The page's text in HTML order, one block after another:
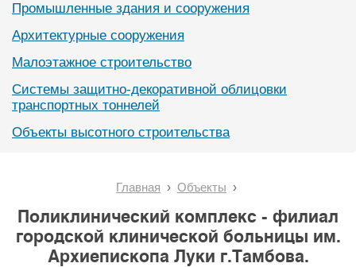
Промышленные здания и сооружения
Архитектурные сооружения
Малоэтажное строительство
Системы защитно-декоративной облицовки
транспортных тоннелей
Объекты высотного строительства
Главная Объекты
Поликлинический комплекс - филиал
городской клинической больницы им.
Архиепископа Луки г.Тамбова.